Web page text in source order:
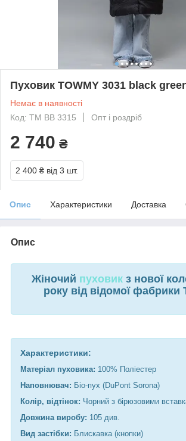
Пуховик TOWMY 3031 black
Немає в наявності
Код: TM BB 3315
Опт і роздріб
2 740 ₴
2 400 ₴ від 3 шт.
Опис Характеристики Доставка
Опис
Жіночий пуховик з нової
року від відомої фабрики
Характеристики:
Матеріал пуховика: 100% Поліестер
Наповнювач: Біо-пух (DuPont Sorona)
Колір, відтінок: Чорний з бірюзовими
Довжина виробу: 105 див.
Вид застібки: Блискавка (кнопки)